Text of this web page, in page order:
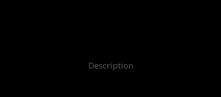
Description